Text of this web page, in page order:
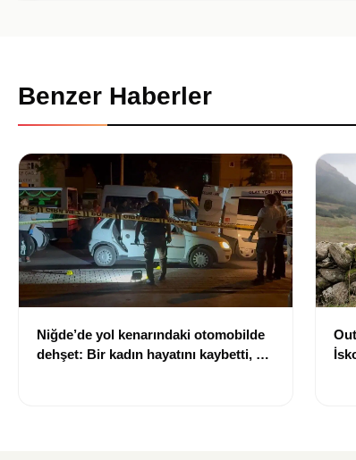
Benzer Haberler
Niğde’de yol kenarındaki otomobilde
dehşet: Bir kadın hayatını kaybetti, bir